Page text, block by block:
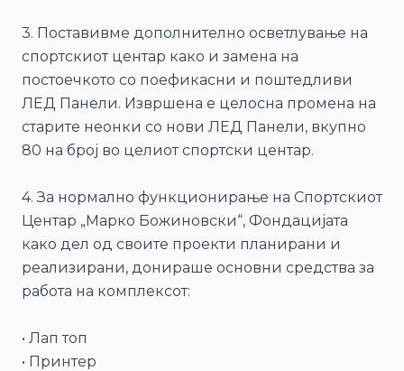
3. Поставивме дополнително осветлување на
спортскиот центар како и замена на
постоечкото со поефикасни и поштедливи
ЛЕД Панели. Извршена е целосна промена на
старите неонки со нови ЛЕД Панели, вкупно
80 на број во целиот спортски центар.
4. За нормално функционирање на Спортскиот
Центар „Марко Божиновски“, Фондацијата
како дел од своите проекти планирани и
реализирани, донираше основни средства за
работа на комплексот:
• Лап топ
• Принтер